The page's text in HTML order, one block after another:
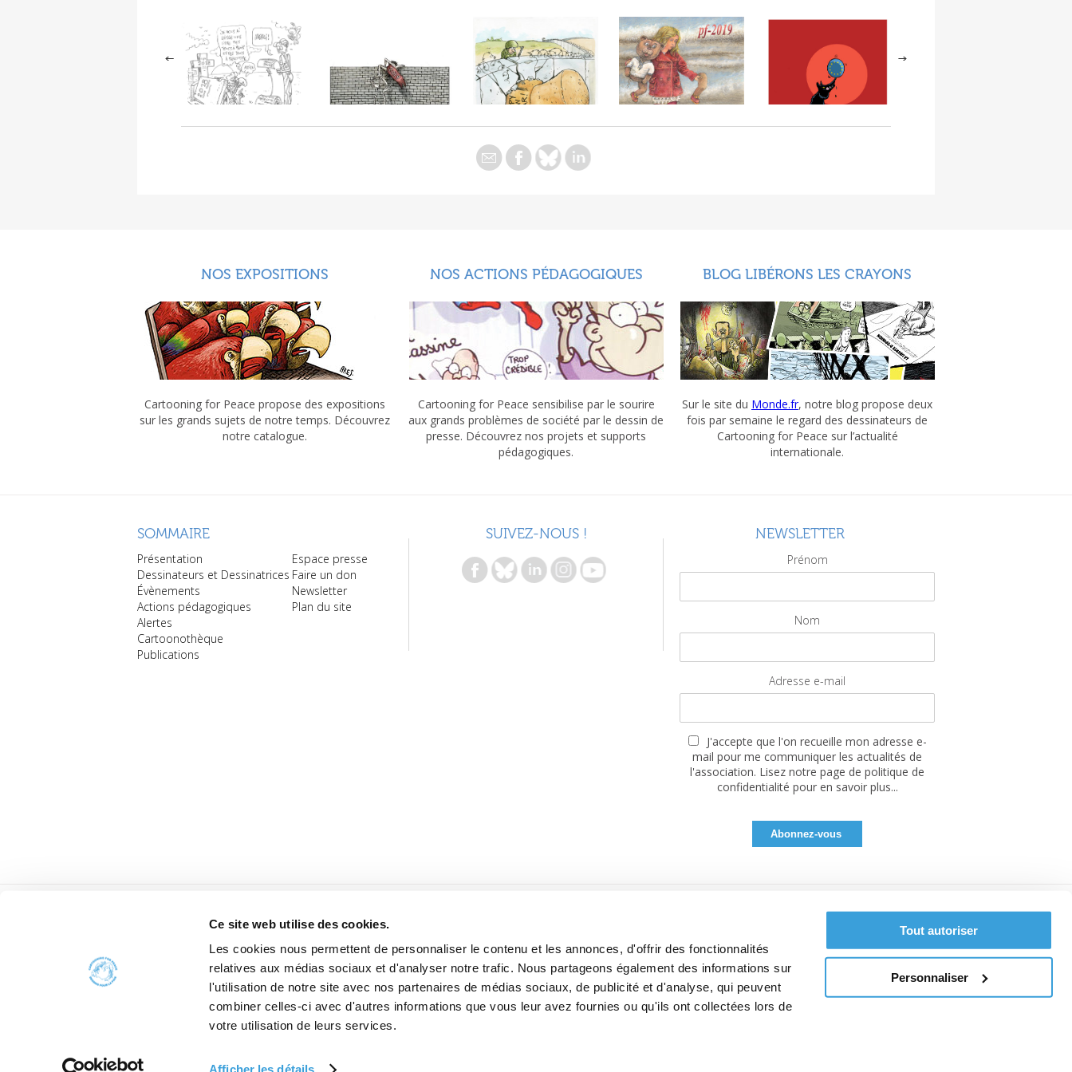
Ce site web utilise des cookies.
Les cookies nous permettent de personnaliser le contenu et les annonces, d'offrir des fonctionnalités
relatives aux médias sociaux et d'analyser notre trafic. Nous partageons également des informations sur
l'utilisation de notre site avec nos partenaires de médias sociaux, de publicité et d'analyse, qui peuvent
combiner celles-ci avec d'autres informations que vous leur avez fournies ou qu'ils ont collectées lors de
votre utilisation de leurs services.
Afficher les détails
Tout autoriser
Personnaliser
NOS EXPOSITIONS
Cartooning for Peace propose des expositions
sur les grands sujets de notre temps. Découvrez
notre catalogue.
NOS ACTIONS PÉDAGOGIQUES
Cartooning for Peace sensibilise par le sourire
aux grands problèmes de société par le dessin de
presse. Découvrez nos projets et supports
pédagogiques.
BLOG LIBÉRONS LES CRAYONS
Sur le site du Monde.fr, notre blog propose deux
fois par semaine le regard des dessinateurs de
Cartooning for Peace sur l’actualité
internationale.
SOMMAIRE
Présentation
Dessinateurs et Dessinatrices
Évènements
Actions pédagogiques
Alertes
Cartoonothèque
Publications
Espace presse
Faire un don
Newsletter
Plan du site
SUIVEZ-NOUS ! NEWSLETTER
Prénom
Nom
Adresse e-mail
J'accepte que l'on recueille mon adresse e-
mail pour me communiquer les actualités de
l'association. Lisez notre page de politique de
confidentialité pour en savoir plus...
Site réalisé avec le soutien de la MGEN, Mutuelle Santé Prévoyance